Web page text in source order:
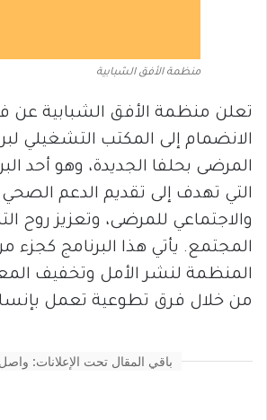
منظمة الأفق الشبابية
تعلن منظمة الأفق الشبابية عن
الانضمام إلى المكتب التشغيلي
المرضى بحلفا الجديدة، وهو أحد
التي تهدف إلى تقديم الدعم
والاجتماعي للمرضى، وتعزيز روح
المجتمع. يأتي هذا البرنامج كجزء
المنظمة لنشر الأمل وتخفيف
من خلال فرق تطوعية تعمل
باقي المقال تحت الإعلانات: واصل